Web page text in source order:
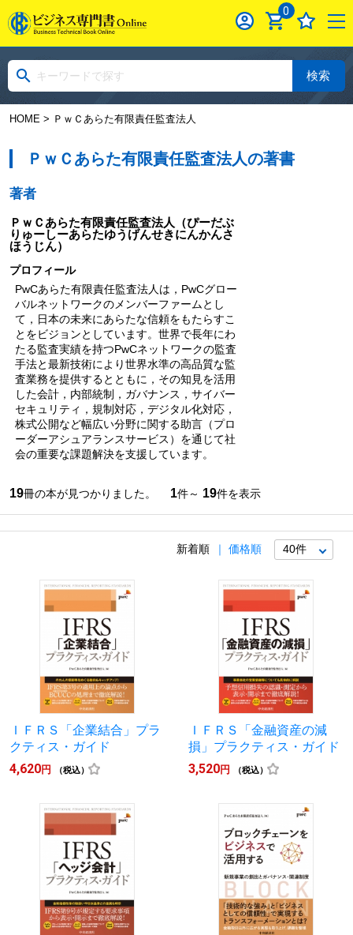
0
検索
HOME> ＰｗＣあらた有限責任監査法人
ＰｗＣあらた有限責任監査法人の著書
著者
ＰｗＣあらた有限責任監査法人
（ぴーだぶ
りゅーしーあらたゆうげんせきにんかんさ
ほうじん）
プロフィール
PwCあらた有限責任監査法人は，PwCグロー
バルネットワークのメンバーファームとし
て，日本の未来にあらたな信頼をもたらすこ
とをビジョンとしています。世界で長年にわ
たる監査実績を持つPwCネットワークの監査
手法と最新技術により世界水準の高品質な監
査業務を提供するとともに，その知見を活用
した会計，内部統制，ガバナンス，サイバー
セキュリティ，規制対応，デジタル化対応，
株式公開など幅広い分野に関する助言（プロ
ーダーアシュアランスサービス）を通じて社
会の重要な課題解決を支援しています。
19冊の本が見つかりました。 1件～ 19件を表示
新着順 価格順
ＩＦＲＳ「企業結合」プラ
クティス・ガイド
4,620円 （税込）
ＩＦＲＳ「金融資産の減
損」プラクティス・ガイド
3,520円 （税込）